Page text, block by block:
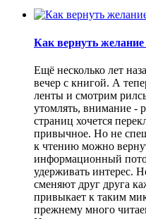
Как вернуть желание
Eщё несколько лет
вечер с книгой. А
ленты и смотрим
утомлять, внимание -
страниц хочется
привычное. Но не
к чтению можно
информационный
удерживать интерес.
сменяют друг друга
привыкает к таким
прежнему много